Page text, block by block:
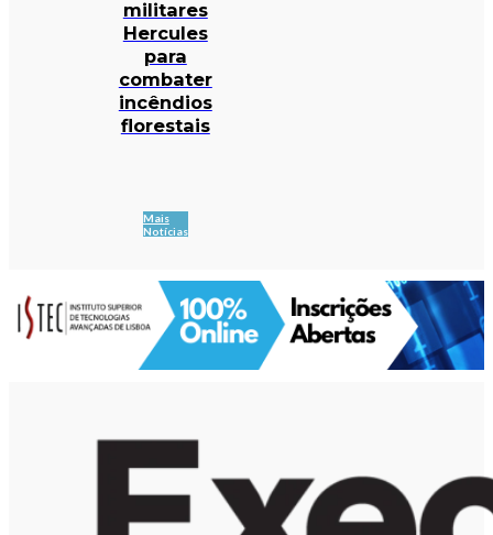
militares
Hercules
para
combater
incêndios
florestais
Mais
Notícias